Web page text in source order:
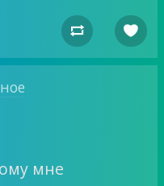
 
мне